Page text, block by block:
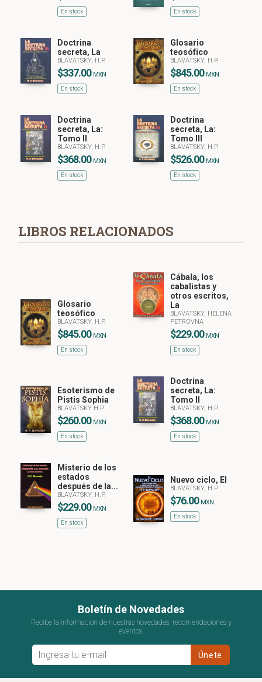
En stock En stock
Doctrina
secreta, La
BLAVATSKY, H.P.
$337.00 MXN
En stock
Glosario
teosófico
BLAVATSKY, H.P.
$845.00 MXN
En stock
Doctrina
secreta, La:
Tomo II
BLAVATSKY, H.P.
$368.00 MXN
En stock
Doctrina
secreta, La:
Tomo III
BLAVATSKY, H.P.
$526.00 MXN
En stock
LIBROS RELACIONADOS
Glosario
teosófico
BLAVATSKY, H.P.
$845.00 MXN
En stock
Cábala, los
cabalistas y
otros escritos,
La
BLAVATSKY, HELENA
PETROVNA
$229.00 MXN
En stock
Esoterismo de
Pistis Sophia
BLAVATSKY H.P.
$260.00 MXN
En stock
Doctrina
secreta, La:
Tomo II
BLAVATSKY, H.P.
$368.00 MXN
En stock
Misterio de los
estados
después de la...
BLAVATSKY, H.P.
$229.00 MXN
En stock
Nuevo ciclo, El
BLAVATSKY, H.P.
$76.00 MXN
En stock
Boletín de Novedades
Recibe la información de nuestras novedades, recomendaciones y
eventos.